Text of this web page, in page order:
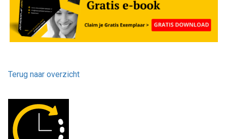
Terug naar overzicht